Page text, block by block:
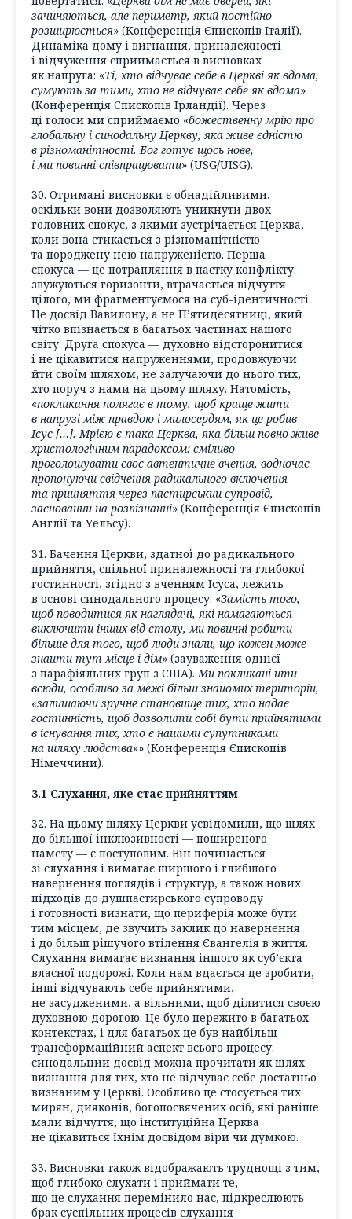
зачиняються, але периметр, який постійно
розширюється» (Конференція Єпископів Італії).
Динаміка дому і вигнання, приналежності
і відчуження сприймається в висновках
як напруга: «Ті, хто відчуває себе в Церкві як вдома,
сумують за тими, хто не відчуває себе як вдома»
(Конференція Єпископів Ірландії). Через
ці голоси ми сприймаємо «божественну мрію про
глобальну і синодальну Церкву, яка живе єдністю
в різноманітності. Бог готує щось нове,
і ми повинні співпрацювати» (USG/UISG).
30. Отримані висновки є обнадійливими,
оскільки вони дозволяють уникнути двох
головних спокус, з якими зустрічається Церква,
коли вона стикається з різноманітністю
та породжену нею напруженістю. Перша
спокуса — це потрапляння в пастку конфлікту:
звужуються горизонти, втрачається відчуття
цілого, ми фрагментуємося на суб-ідентичності.
Це досвід Вавилону, а не П’ятидесятниці, який
чітко впізнається в багатьох частинах нашого
світу. Друга спокуса — духовно відсторонитися
і не цікавитися напруженнями, продовжуючи
йти своїм шляхом, не залучаючи до нього тих,
хто поруч з нами на цьому шляху. Натомість,
«покликання полягає в тому, щоб краще жити
в напрузі між правдою і милосердям, як це робив
Ісус […]. Мрією є така Церква, яка більш повно живе
христологічним парадоксом: сміливо
проголошувати своє автентичне вчення, водночас
пропонуючи свідчення радикального включення
та прийняття через пастирський супровід,
заснований на розпізнанні» (Конференція Єпископів
Англії та Уельсу).
31. Бачення Церкви, здатної до радикального
прийняття, спільної приналежності та глибокої
гостинності, згідно з вченням Ісуса, лежить
в основі синодального процесу: «Замість того,
щоб поводитися як наглядачі, які намагаються
виключити інших від столу, ми повинні робити
більше для того, щоб люди знали, що кожен може
знайти тут місце і дім» (зауваження однієї
з парафіяльних груп з США).Ми покликані йти
всюди, особливо за межі більш знайомих територій,
«залишаючи зручне становище тих, хто надає
гостинність, щоб дозволити собі бути прийнятими
в існування тих, хто є нашими супутниками
на шляху людства»» (Конференція Єпископів
Німеччини).
3.1 Слухання, яке стає прийняттям
32. На цьому шляху Церкви усвідомили, що шлях
до більшої інклюзивності — поширеного
намету — є поступовим. Він починається
зі слухання і вимагає ширшого і глибшого
навернення поглядів і структур, а також нових
підходів до душпастирського супроводу
і готовності визнати, що периферія може бути
тим місцем, де звучить заклик до навернення
і до більш рішучого втілення Євангелія в життя.
Слухання вимагає визнання іншого як суб’єкта
власної подорожі. Коли нам вдається це зробити,
інші відчувають себе прийнятими,
не засудженими, а вільними, щоб ділитися своєю
духовною дорогою. Це було пережито в багатьох
контекстах, і для багатьох це був найбільш
трансформаційний аспект всього процесу:
синодальний досвід можна прочитати як шлях
визнання для тих, хто не відчуває себе достатньо
визнаним у Церкві. Особливо це стосується тих
мирян, дияконів, богопосвячених осіб, які раніше
мали відчуття, що інституційна Церква
не цікавиться їхнім досвідом віри чи думкою.
33. Висновки також відображають труднощі з тим,
щоб глибоко слухати і приймати те,
що це слухання перемінило нас, підкреслюють
брак суспільних процесів слухання